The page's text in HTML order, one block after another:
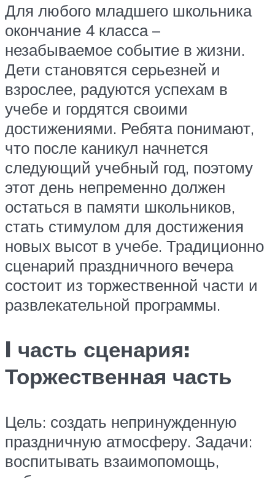
Для любого младшего школьника
окончание 4 класса –
незабываемое событие в жизни.
Дети становятся серьезней и
взрослее, радуются успехам в
учебе и гордятся своими
достижениями. Ребята понимают,
что после каникул начнется
следующий учебный год, поэтому
этот день непременно должен
остаться в памяти школьников,
стать стимулом для достижения
новых высот в учебе. Традиционно
сценарий праздничного вечера
состоит из торжественной части и
развлекательной программы.
I часть сценария:
Торжественная часть
Цель: создать непринужденную
праздничную атмосферу. Задачи:
воспитывать взаимопомощь,